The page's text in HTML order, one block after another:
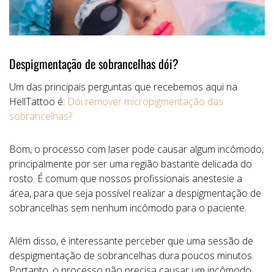
Despigmentação de sobrancelhas dói?
Um das principais perguntas que recebemos aqui na
HellTattoo é: Dói remover micropigmentação das
sobrancelhas?
Bom, o processo com laser pode causar algum incômodo,
principalmente por ser uma região bastante delicada do
rosto. É comum que nossos profissionais anestesie a
área, para que seja possível realizar a despigmentação de
sobrancelhas sem nenhum incômodo para o paciente.
Além disso, é interessante perceber que uma sessão de
despigmentação de sobrancelhas dura poucos minutos.